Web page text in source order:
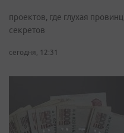
проектов, где глухая
секретов
сегодня, 12:31